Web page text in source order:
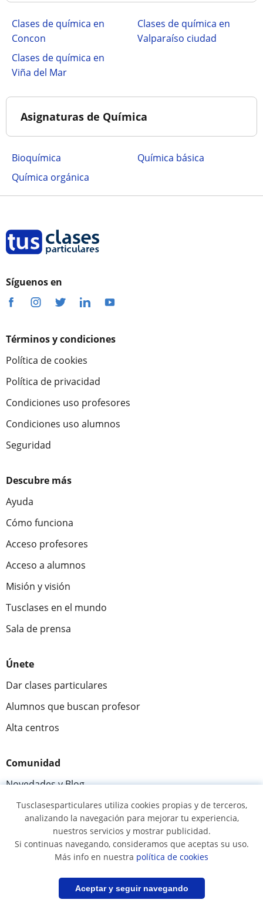
Guardar búsqueda
Clases de química en
Concon
Clases de química en
Valparaíso ciudad
Clases de química en
Viña del Mar
Asignaturas de Química
Bioquímica
Química básica
Química orgánica
Síguenos en
Términos y condiciones
Política de cookies
Política de privacidad
Condiciones uso profesores
Condiciones uso alumnos
Seguridad
Descubre más
Ayuda
Cómo funciona
Acceso profesores
Acceso a alumnos
Misión y visión
Tusclases en el mundo
Sala de prensa
Únete
Dar clases particulares
Alumnos que buscan profesor
Alta centros
Comunidad
Novedades y Blog
Preguntas y respuestas
Fantástica★★★★★ 9,5/10
305915 opiniones de alumnos
Tusclasesparticulares utiliza cookies propias y de terceros,
analizando la navegación para mejorar tu experiencia,
nuestros servicios y mostrar publicidad.
Si continuas navegando, consideramos que aceptas su uso.
Más info en nuestra política de cookies
Aceptar y seguir navegando